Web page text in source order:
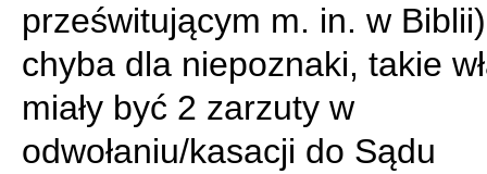
prześwitującym m. in. w
chyba dla niepoznaki, takie
miały być 2 zarzuty w
odwołaniu/kasacji do Sądu